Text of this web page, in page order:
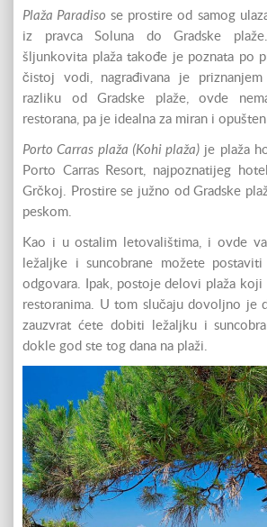
Plaža Paradiso se prostire od samog
iz pravca Soluna do Gradske
šljunkovita plaža takođe je poznata po
čistoj vodi, nagrađivana je priznanjem
razliku od Gradske plaže, ovde
restorana, pa je idealna za miran i
Porto Carras plaža (Kohi plaža) je plaža
Porto Carras Resort, najpoznatijeg
Grčkoj. Prostire se južno od Gradske
peskom.
Kao i u ostalim letovalištima, i ovde
ležaljke i suncobrane možete
odgovara. Ipak, postoje delovi plaža koji
restoranima. U tom slučaju dovoljno je
zauzvrat ćete dobiti ležaljku i
dokle god ste tog dana na plaži.